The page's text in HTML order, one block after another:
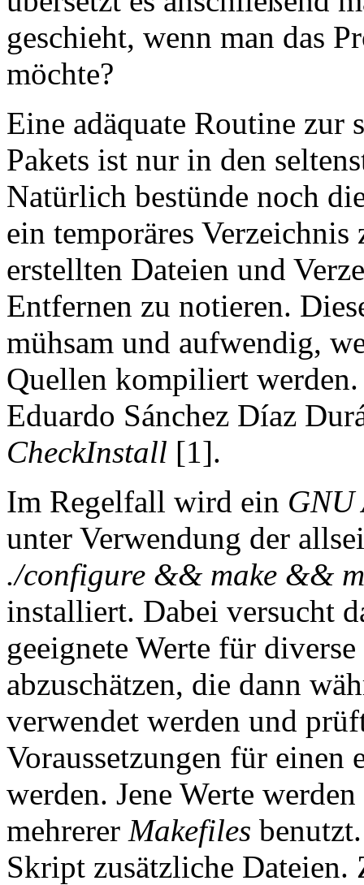
geschieht, wenn man das
möchte?
Eine adäquate Routine zur
Pakets ist nur in den
Natürlich bestünde noch
ein temporäres
erstellten Dateien und
Entfernen zu notieren.
mühsam und aufwendig,
Quellen kompiliert
Eduardo Sánchez Díaz
CheckInstall [1].
Im Regelfall wird ein GNU
unter Verwendung der
./configure && make &&
installiert. Dabei versucht
geeignete Werte für
abzuschätzen, die dann
verwendet werden und
Voraussetzungen für
werden. Jene Werte
mehrerer Makefiles
Skript zusätzliche Dateien.